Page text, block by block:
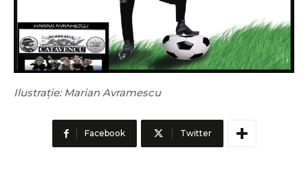
Ilustrație: Marian Avramescu
Facebook Twitter